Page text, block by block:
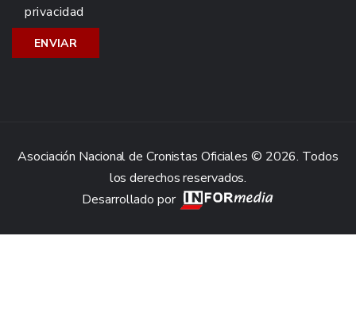
privacidad
Asociación Nacional de Cronistas Oficiales © 2026. Todos
los derechos reservados.
Desarrollado por